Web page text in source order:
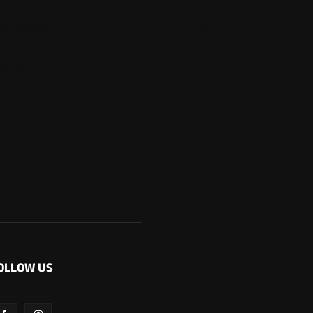
US